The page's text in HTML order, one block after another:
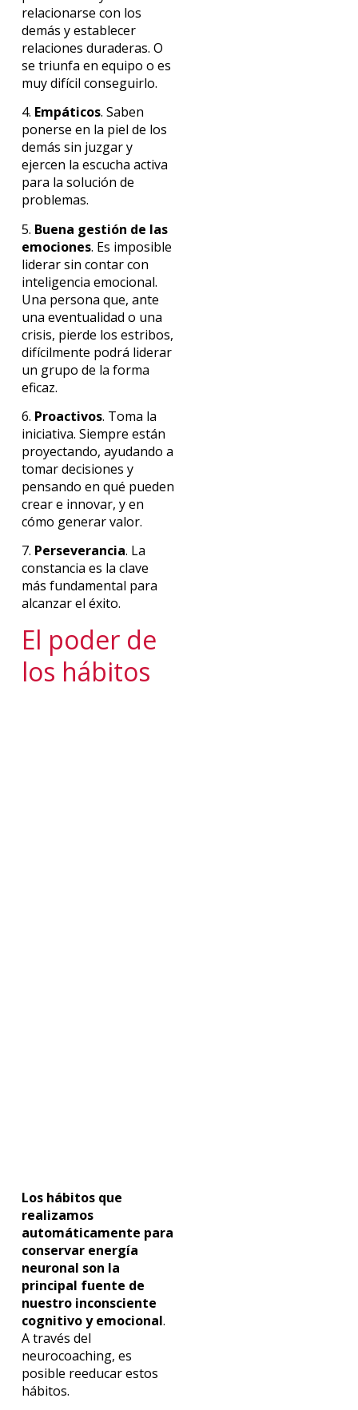
relacionarse con los
demás y establecer
relaciones duraderas. O
se triunfa en equipo o es
muy difícil conseguirlo.
4. Empáticos. Saben
ponerse en la piel de los
demás sin juzgar y
ejercen la escucha activa
para la solución de
problemas.
5. Buena gestión de las
emociones. Es imposible
liderar sin contar con
inteligencia emocional.
Una persona que, ante
una eventualidad o una
crisis, pierde los estribos,
difícilmente podrá liderar
un grupo de la forma
eficaz.
6. Proactivos. Toma la
iniciativa. Siempre están
proyectando, ayudando a
tomar decisiones y
pensando en qué pueden
crear e innovar, y en
cómo generar valor.
7. Perseverancia. La
constancia es la clave
más fundamental para
alcanzar el éxito.
El poder de
los hábitos
Los hábitos que
realizamos
automáticamente para
conservar energía
neuronal son la
principal fuente de
nuestro inconsciente
cognitivo y emocional.
A través del
neurocoaching, es
posible reeducar estos
hábitos.